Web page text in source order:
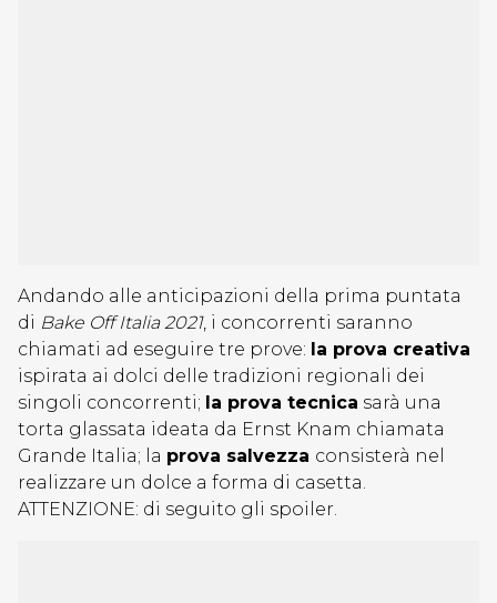
Andando alle anticipazioni della prima puntata
di Bake Off Italia 2021, i concorrenti saranno
chiamati ad eseguire tre prove: la prova creativa
ispirata ai dolci delle tradizioni regionali dei
singoli concorrenti; la prova tecnica sarà una
torta glassata ideata da Ernst Knam chiamata
Grande Italia; la prova salvezza consisterà nel
realizzare un dolce a forma di casetta.
ATTENZIONE: di seguito gli spoiler.